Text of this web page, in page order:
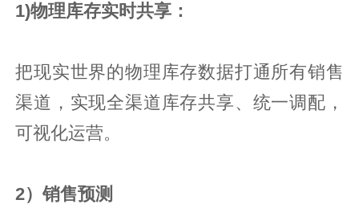
1)物理库存实时共享：
把现实世界的物理库存数据打通所有销售
渠道，实现全渠道库存共享、统一调配，
可视化运营。
2）销售预测